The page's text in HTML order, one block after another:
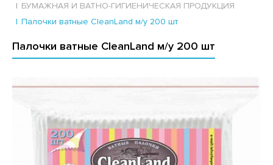
ЗАМОРОЖЕННЫЕ ИЗДЕЛИЯ
ИЗДЕЛИЯ
ВАФЕЛЬНЫЕ ТОРТЫ
ПИТЬЕВАЯ, МИНЕРАЛЬНАЯ
ПАСТИЛА, МАРМЕЛАД
ПРИНАДЛЕЖНОСТИ
ПРИНАДЛЕЖНОСТИ
ТУАЛЕТНАЯ
И ВАТНО-ГИГИЕНИЧЕСКАЯ ПРОДУКЦИЯ
ТОВАРЫ
БУМАЖНАЯ И ВАТНО-ГИГИЕНИЧЕСКАЯ ПРОДУКЦИЯ
Палочки ватные CleanLand м/у 200 шт
Палочки ватные CleanLand м/у 200 шт